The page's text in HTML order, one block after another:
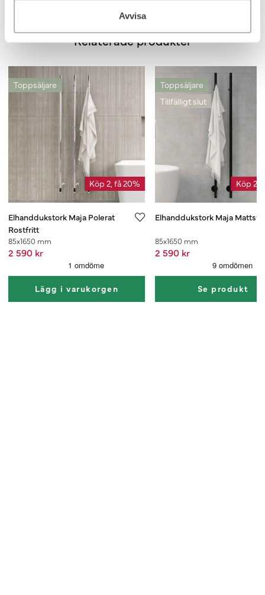
Avvisa
Relaterade produkter
Toppsäljare
Köp 2, få 20%
Elhanddukstork Maja Polerat
Rostfritt
85x1650 mm
2 590 kr
Lägg i varukorgen
Toppsäljare
Tillfälligt slut
Köp 2,
Elhanddukstork Maja
85x1650 mm
2 590 kr
Se produkt